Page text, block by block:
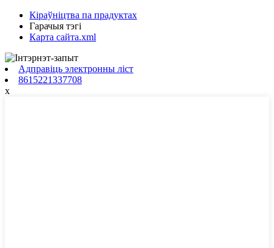
Кіраўніцтва па прадуктах
Гарачыя тэгі
Карта сайта.xml
Адправіць электронны ліст
8615221337708
x